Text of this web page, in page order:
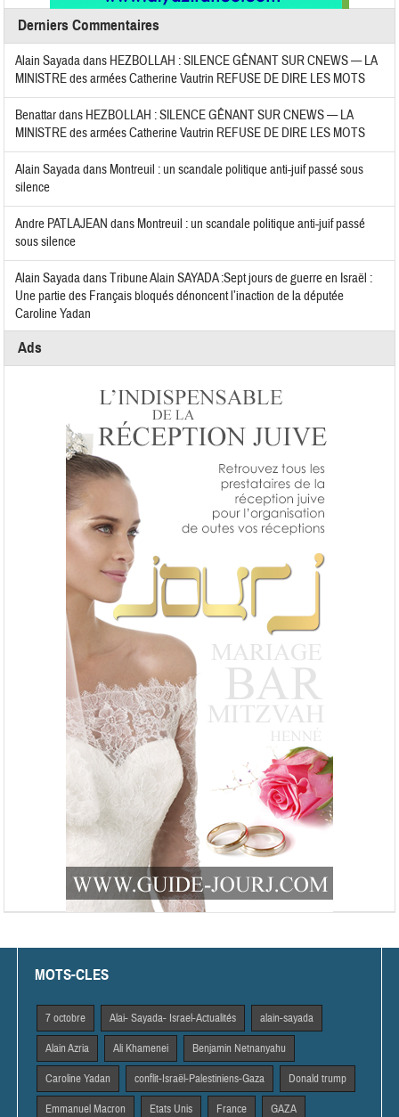
Derniers Commentaires
Alain Sayadadans HEZBOLLAH : SILENCE GÊNANT SUR CNEWS — LA
MINISTRE des armées Catherine Vautrin REFUSE DE DIRE LES MOTS
Benattardans HEZBOLLAH : SILENCE GÊNANT SUR CNEWS — LA
MINISTRE des armées Catherine Vautrin REFUSE DE DIRE LES MOTS
Alain Sayadadans Montreuil : un scandale politique anti-juif passé sous
silence
Andre PATLAJEAN dans Montreuil : un scandale politique anti-juif passé
sous silence
Alain SayadadansTribune Alain SAYADA :Sept jours de guerre en Israël :
Une partie des Français bloqués dénoncent l’inaction de la députée
Caroline Yadan
Ads
MOTS-CLES
7 octobre Alai- Sayada- Israel-Actualités alain-sayada
Alain Azria Ali Khamenei Benjamin Netnanyahu
Caroline Yadan conflit-Israël-Palestiniens-Gaza Donald trump
Emmanuel Macron Etats Unis France GAZA